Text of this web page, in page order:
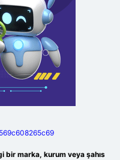
bir marka, kurum veya şahıs